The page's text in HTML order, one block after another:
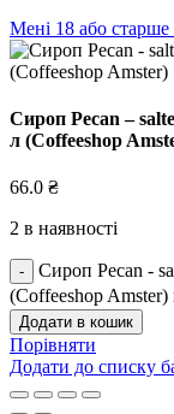
Мені 18 або старше
Сироп Peсan –
л (Coffeeshop
66.0 ₴
2 в наявності
Сироп Peсan -
(Coffeeshop Amster)
Додати в кошик
Порівняти
Додати до списку